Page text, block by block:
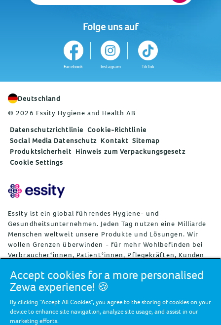
Folge uns auf
Facebook Instagram TikTok
Deutschland
© 2026 Essity Hygiene and Health AB
Datenschutzrichtlinie Cookie-Richtlinie
Social Media Datenschutz Kontakt Sitemap
Produktsicherheit Hinweis zum Verpackungsgesetz
Cookie Settings
Essity ist ein global führendes Hygiene- und
Gesundheitsunternehmen. Jeden Tag nutzen eine Milliarde
Menschen weltweit unsere Produkte und Lösungen. Wir
wollen Grenzen überwinden - für mehr Wohlbefinden bei
Verbraucher*innen, Patient*innen, Pflegekräften, Kunden
Lösungen in rund 150 Ländern unter vielen starken
Marken, darunter die Weltmarktführer TENA und Tork, aber
auch bekannte Marken wie Actimove, Cutimed, JOBST, Knix,
Leukoplast, Libero, Libresse, Lotus, Modibodi, Nosotras,
Saba, Tempo, TOM Organic, und Zewa. Essity beschäftigt
Accept cookies for a more personalised
Zewa experience! 🍪
By clicking “Accept All Cookies”, you agree to the storing of cookies on your
device to enhance site navigation, analyze site usage, and assist in our
marketing efforts.